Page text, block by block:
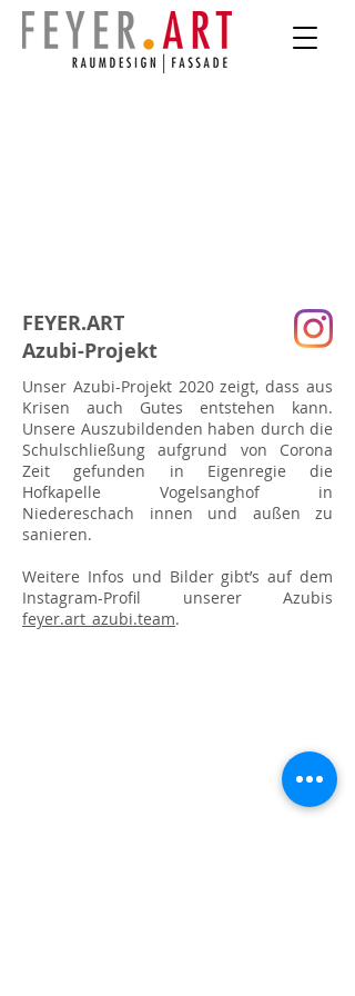
FEYER.ART
Azubi-Projekt
Unser Azubi-Projekt 2020 zeigt, dass aus
Krisen auch Gutes entstehen kann.
Unsere Auszubildenden haben durch die
Schulschließung aufgrund von Corona
Zeit gefunden in Eigenregie die
Hofkapelle Vogelsanghof in
Niedereschach innen und außen zu
sanieren.
Weitere Infos und Bilder gibt’s auf dem
Instagram-Profil unserer Azubis
feyer.art_azubi.team.